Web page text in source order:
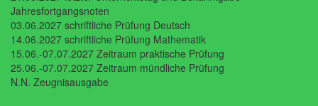
Jahresfortgangsnoten
03.06.2027 schriftliche Prüfung Deutsch
14.06.2027 schriftliche Prüfung Mathematik
15.06.-07.07.2027 Zeitraum praktische Prüfung
25.06.-07.07.2027 Zeitraum mündliche Prüfung
N.N. Zeugnisausgabe